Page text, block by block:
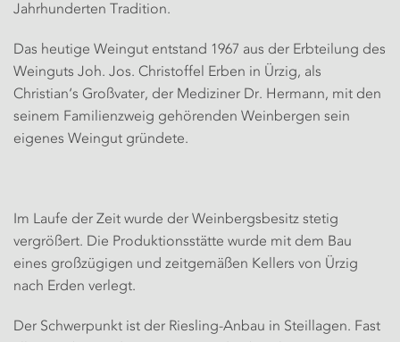
Jahrhunderten Tradition.
Das heutige Weingut entstand 1967 aus der Erbteilung des
Weinguts Joh. Jos. Christoffel Erben in Ürzig, als
Christian‘s Großvater, der Mediziner Dr. Hermann, mit den
seinem Familienzweig gehörenden Weinbergen sein
eigenes Weingut gründete.
Im Laufe der Zeit wurde der Weinbergsbesitz stetig
vergrößert. Die Produktionsstätte wurde mit dem Bau
eines großzügigen und zeitgemäßen Kellers von Ürzig
nach Erden verlegt.
Der Schwerpunkt ist der Riesling-Anbau in Steillagen. Fast